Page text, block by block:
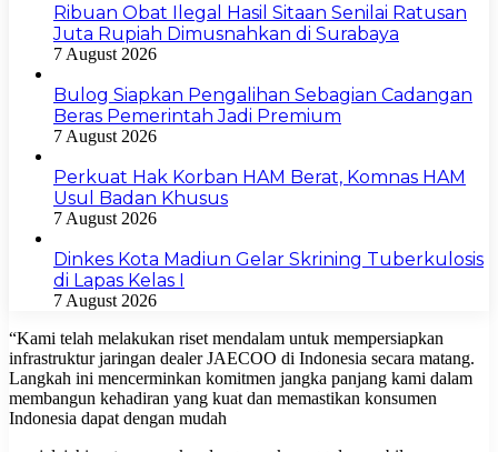
Ribuan Obat Ilegal Hasil Sitaan Senilai Ratusan
Juta Rupiah Dimusnahkan di Surabaya
7 August 2026
Bulog Siapkan Pengalihan Sebagian Cadangan
Beras Pemerintah Jadi Premium
7 August 2026
Perkuat Hak Korban HAM Berat, Komnas HAM
Usul Badan Khusus
7 August 2026
Dinkes Kota Madiun Gelar Skrining Tuberkulosis
di Lapas Kelas I
7 August 2026
“Kami telah melakukan riset mendalam untuk mempersiapkan
infrastruktur jaringan dealer JAECOO di Indonesia secara matang.
Langkah ini mencerminkan komitmen jangka panjang kami dalam
membangun kehadiran yang kuat dan memastikan konsumen
Indonesia dapat dengan mudah